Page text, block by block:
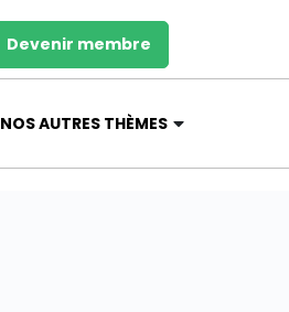
Devenir membre
NOS AUTRES THÈMES